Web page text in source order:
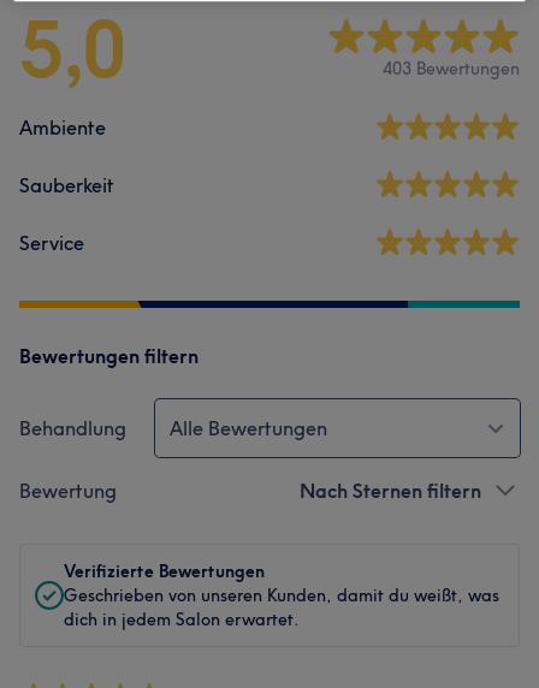
5,0 403 Bewertungen
Ambiente
Sauberkeit
Service
Bewertungen filtern
Behandlung Alle Bewertungen
Bewertung Nach Sternen filtern
Verifizierte Bewertungen
Geschrieben von unseren Kunden, damit du weißt, was
dich in jedem Salon erwartet.